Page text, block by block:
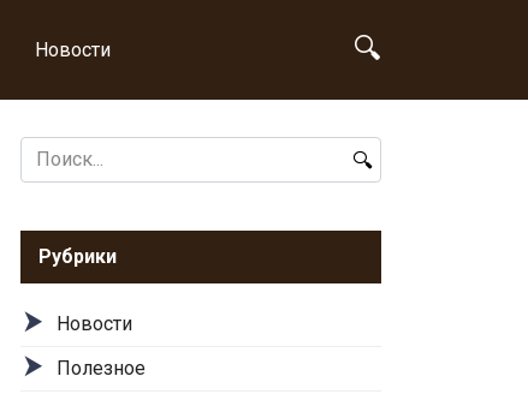
Новости
Search
for:
Рубрики
Новости
Полезное